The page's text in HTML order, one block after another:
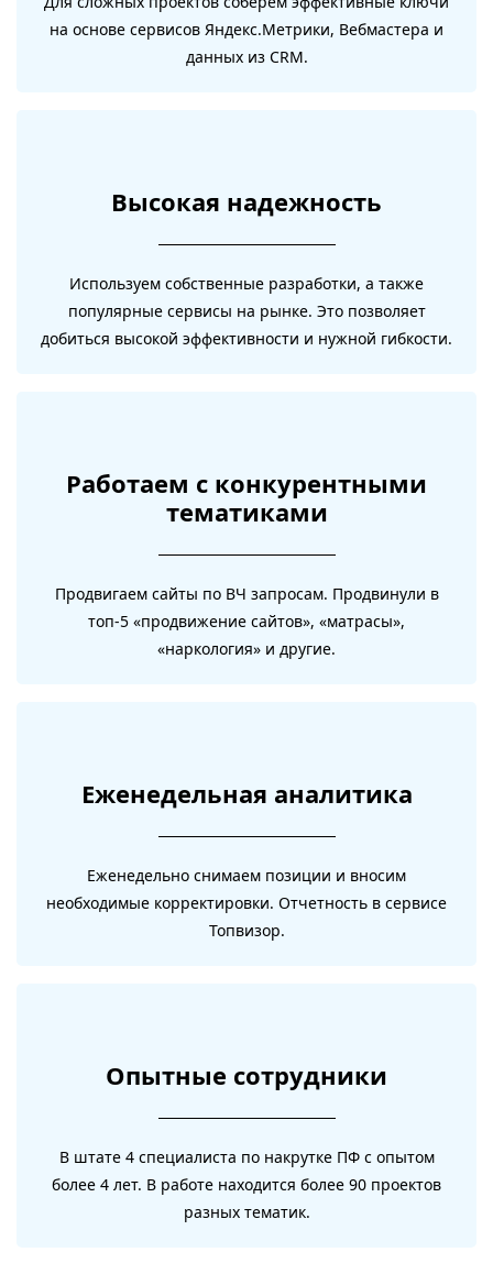
на основе сервисов Яндекс.Метрики, Вебмастера и
данных из CRM.
Высокая надежность
Используем собственные разработки, а также
популярные сервисы на рынке. Это позволяет
добиться высокой эффективности и нужной гибкости.
Работаем с конкурентными
тематиками
Продвигаем сайты по ВЧ запросам. Продвинули в
топ-5 «продвижение сайтов», «матрасы»,
«наркология» и другие.
Еженедельная аналитика
Еженедельно снимаем позиции и вносим
необходимые корректировки. Отчетность в сервисе
Топвизор.
Опытные сотрудники
В штате 4 специалиста по накрутке ПФ с опытом
более 4 лет. В работе находится более 90 проектов
разных тематик.